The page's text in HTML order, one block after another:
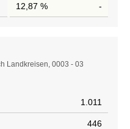
12,87 % -
Landkreisen, 0003 - 03
1.011
446